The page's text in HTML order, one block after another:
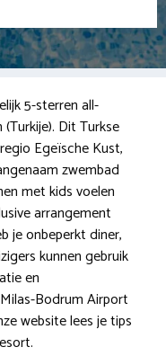
5-sterren all-
Dit Turkse
Egeïsche Kust,
zwembad
met kids voelen
arrangement
je onbeperkt diner,
kunnen gebruik
en
Bodrum Airport
website lees je tips